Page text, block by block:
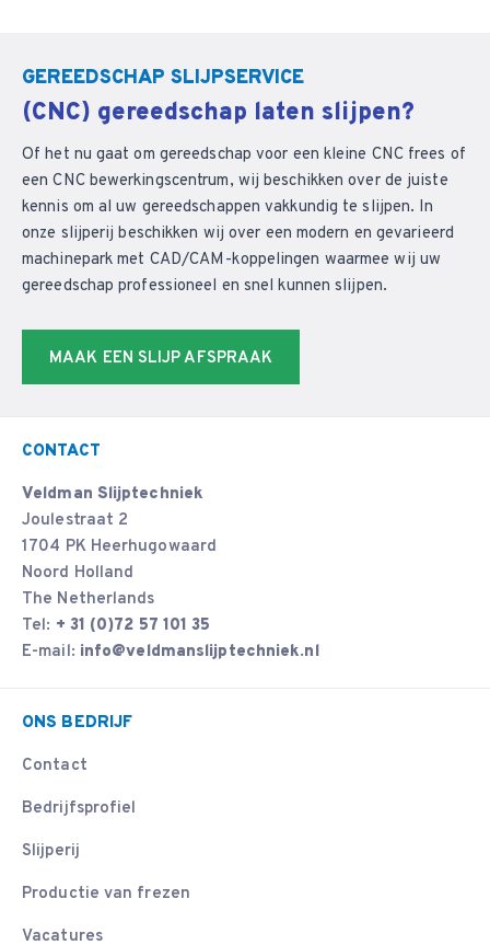
GEREEDSCHAP SLIJPSERVICE
(CNC) gereedschap laten slijpen?
Of het nu gaat om gereedschap voor een kleine CNC frees of
een CNC bewerkingscentrum, wij beschikken over de juiste
kennis om al uw gereedschappen vakkundig te slijpen. In
onze slijperij beschikken wij over een modern en gevarieerd
machinepark met CAD/CAM-koppelingen waarmee wij uw
gereedschap professioneel en snel kunnen slijpen.
MAAK EEN SLIJP AFSPRAAK
CONTACT
Veldman Slijptechniek
Joulestraat 2
1704 PK Heerhugowaard
Noord Holland
The Netherlands
Tel: + 31 (0)72 57 101 35
E-mail: info@veldmanslijptechniek.nl
ONS BEDRIJF
Contact
Bedrijfsprofiel
Slijperij
Productie van frezen
Vacatures